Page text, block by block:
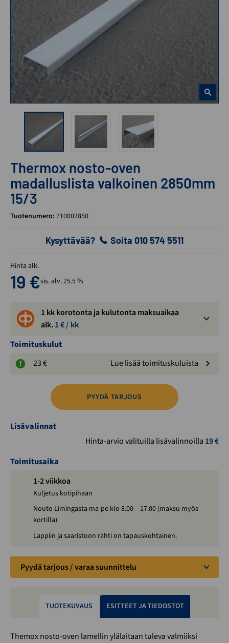
Thermox nosto-oven
madalluslista valkoinen 2850mm
15/3
Tuotenumero: 710002850
Kysyttävää? Soita 010 574 5511
Hinta alk.
19 €sis. alv. 25.5 %
1 kk korotonta ja kulutonta maksuaikaa
alk.1€ / kk
Toimituskulut
23 €
Lue lisää toimituskuluista
PYYDÄ TARJOUS
Lisävalinnat
Hinta-arvio valituilla lisävalinnoilla 19€
Toimitusaika
1-2 viikkoa
Kuljetus kotipihaan
Nouto Limingasta ma-pe klo 8.00 – 17.00 (maksu myös
kortilla)
Lappiin ja saaristoon rahti on tapauskohtainen.
Pyydä tarjous / varaa suunnittelu
TUOTEKUVAUS ESITTEET JA TIEDOSTOT
Themox nosto-oven lamellin ylälaitaan tuleva valmiiksi